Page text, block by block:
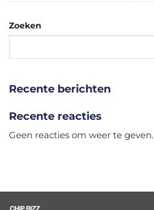
Zoeken
Recente berichten
Recente reacties
Geen reacties om weer te geven.